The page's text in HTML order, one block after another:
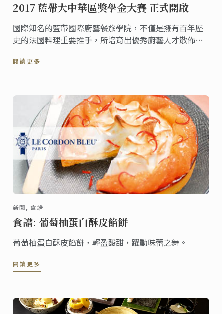
2017 藍帶大中華區獎學金大賽 正式開啟
國際知名的藍帶國際廚藝餐旅學院，不僅是擁有百年歷
史的法國料理重要推手，所培育出優秀廚藝人才散佈世
廚藝餐旅學院為了鼓勵更多喜愛廚藝的朋友有機會進入
閱讀更多
新聞, 食譜
食譜: 葡萄柚蛋白酥皮餡餅
葡萄柚蛋白酥皮餡餅，輕盈酸甜，躍動味蕾之舞。
閱讀更多